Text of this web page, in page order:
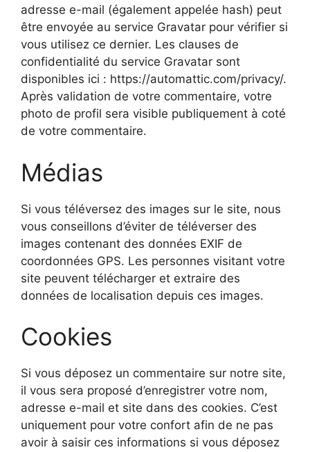
adresse e-mail (également appelée hash) peut
être envoyée au service Gravatar pour vérifier si
vous utilisez ce dernier. Les clauses de
confidentialité du service Gravatar sont
disponibles ici : https://automattic.com/privacy/.
Après validation de votre commentaire, votre
photo de profil sera visible publiquement à coté
de votre commentaire.
Médias
Si vous téléversez des images sur le site, nous
vous conseillons d’éviter de téléverser des
images contenant des données EXIF de
coordonnées GPS. Les personnes visitant votre
site peuvent télécharger et extraire des
données de localisation depuis ces images.
Cookies
Si vous déposez un commentaire sur notre site,
il vous sera proposé d’enregistrer votre nom,
adresse e-mail et site dans des cookies. C’est
uniquement pour votre confort afin de ne pas
avoir à saisir ces informations si vous déposez